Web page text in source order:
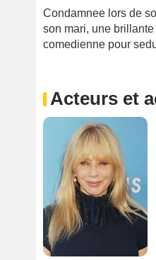
Condamnee lors de
son mari, une
comedienne pour
Acteurs et